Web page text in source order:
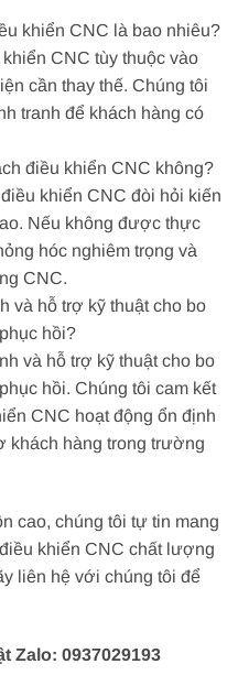
khiển CNC là bao nhiêu?
CNC tùy thuộc vào
cần thay thế. Chúng tôi
tranh để khách hàng có
điều khiển CNC không?
khiển CNC đòi hỏi kiến
Nếu không được thực
hóc nghiêm trọng và
CNC.
và hỗ trợ kỹ thuật cho bo
hồi?
và hỗ trợ kỹ thuật cho bo
hồi. Chúng tôi cam kết
CNC hoạt động ổn định
khách hàng trong trường
cao, chúng tôi tự tin mang
khiển CNC chất lượng
liên hệ với chúng tôi để
Zalo: 0937029193